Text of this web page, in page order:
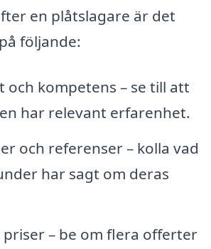
en plåtslagare är det
följande:
och kompetens – se till att
har relevant erfarenhet.
och referenser – kolla vad
har sagt om deras
– be om flera offerter